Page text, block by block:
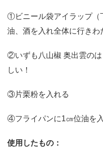
①ビニール袋アイラップ（
油、酒を入れ全体に行きわ
②いずも八山椒 奥出雲の
しい！
③片栗粉を入れる
④フライパンに1㎝位油を
使用したもの：